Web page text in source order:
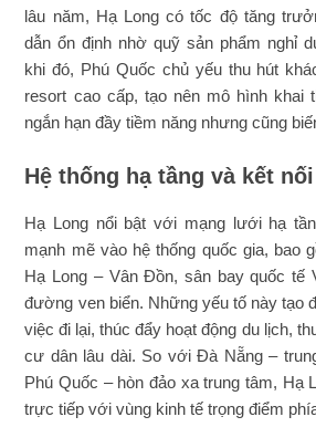
lâu năm, Hạ Long có tốc độ tăng
dẫn ổn định nhờ quỹ sản phẩm nghỉ
khi đó, Phú Quốc chủ yếu thu hút
resort cao cấp, tạo nên mô hình khai
ngắn hạn đầy tiềm năng nhưng cũng
Hệ thống hạ tầng và kết
Hạ Long nổi bật với mạng lưới hạ
mạnh mẽ vào hệ thống quốc gia, bao
Hạ Long – Vân Đồn, sân bay quốc tế
đường ven biển. Những yếu tố này tạo
việc đi lại, thúc đẩy hoạt động du lịch,
cư dân lâu dài. So với Đà Nẵng –
Phú Quốc – hòn đảo xa trung tâm, Hạ
trực tiếp với vùng kinh tế trọng điểm